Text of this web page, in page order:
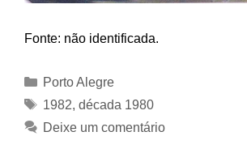
Fonte: não identificada.
Categorias
Porto Alegre
Tags
1982, década 1980
Deixe um comentário